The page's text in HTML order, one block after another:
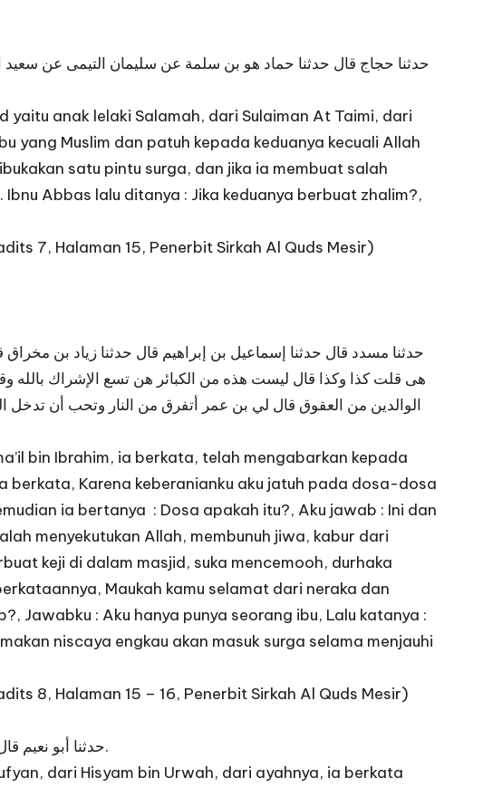
حدثنا حجاج قال حدثنا حماد هو بن سلمة عن سليمان التيمى عن سعيد
anak lelaki Salamah, dari Sulaiman At Taimi, dari
yang Muslim dan patuh kepada keduanya kecuali Allah
satu pintu surga, dan jika ia membuat salah
Abbas lalu ditanya : Jika keduanya berbuat zhalim?,
7, Halaman 15, Penerbit Sirkah Al Quds Mesir)
حدثنا مسدد قال حدثنا إسماعيل بن إبراهيم قال حدثنا زياد بن
هى قلت كذا وكذا قال ليست هذه من الكبائر هن تسع الإشراك بالله
الوالدين من العقوق قال لي بن عمر أتفرق من النار وتحب أن تدخل
bin Ibrahim, ia berkata, telah mengabarkan kepada
berkata, Karena keberanianku aku jatuh pada dosa-dosa
ia bertanya : Dosa apakah itu?, Aku jawab : Ini dan
menyekutukan Allah, membunuh jiwa, kabur dari
keji di dalam masjid, suka mencemooh, durhaka
Maukah kamu selamat dari neraka dan
Jawabku : Aku hanya punya seorang ibu, Lalu katanya :
niscaya engkau akan masuk surga selama menjauhi
8, Halaman 15 – 16, Penerbit Sirkah Al Quds Mesir)
حدثنا أبو نعيم قال حدثنا سفيان عن هشام بن عروة عن أبيه واخفض لهما جناح الذل من الرحمة الإسراء قال لا تمتنع من شيء أحباه.
dari Hisyam bin Urwah, dari ayahnya, ia berkata